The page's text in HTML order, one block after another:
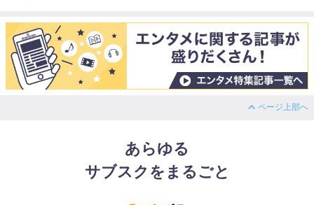
ページ上部へ
あらゆる
サブスクをまるごと